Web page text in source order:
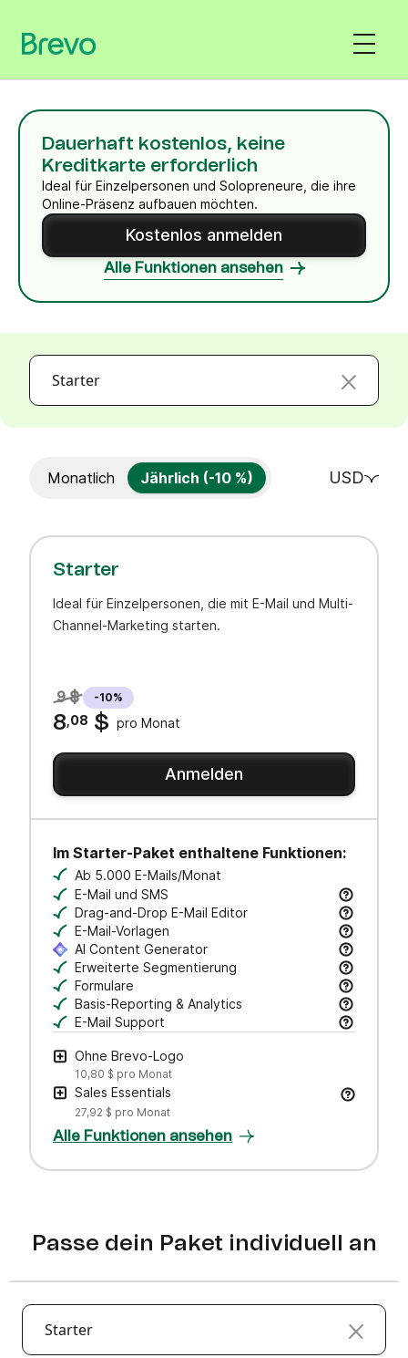
Dauerhaft kostenlos, keine
Kreditkarte erforderlich
Ideal für Einzelpersonen und Solopreneure, die ihre
Online-Präsenz aufbauen möchten.
Kostenlos anmelden
Alle Funktionen ansehen
Starter
Monatlich Jährlich (-10 %) USD
Starter
Ideal für Einzelpersonen, die mit E-Mail und Multi-
Channel-Marketing starten.
9 $ -10%
8 ,08 $ pro Monat
Anmelden
Im Starter-Paket enthaltene Funktionen:
Ab 5.000 E-Mails/Monat
E-Mail und SMS
E-Mail- & transaktionale Nachrichten
Drag-and-Drop E-Mail Editor
Professionelle E-Mails im Handumdrehen —
E-Mail-Vorlagen
Professionelle E-Mails im Handumdrehen —
AI Content Generator
Entwirf Betreffzeilen und E-Mail-Texte, passe
Erweiterte Segmentierung
Suche, speichere und organisiere deine
Formulare
Erstelle markenspezifische Formulare, um
Basis-Reporting & Analytics
Öffnungen & Klicks tracken – Kampagnenerfolg
E-Mail Support
Ohne Brevo-Logo
10,80 $ pro Monat
Sales Essentials
27,92 $ pro Monat
Alle Funktionen ansehen
Passe dein Paket individuell an
Starter